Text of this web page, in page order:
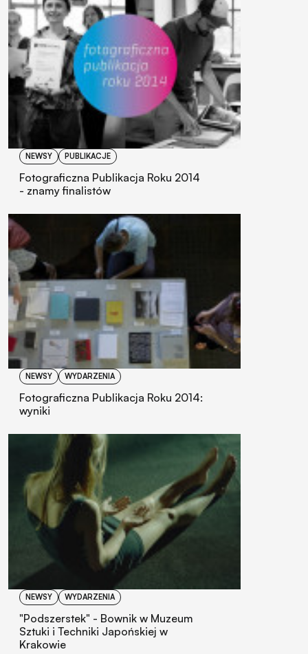
NEWSY PUBLIKACJE
Fotograficzna Publikacja Roku 2014
- znamy finalistów
NEWSY WYDARZENIA
Fotograficzna Publikacja Roku 2014:
wyniki
NEWSY WYDARZENIA
"Podszerstek" - Bownik w Muzeum
Sztuki i Techniki Japońskiej w
Krakowie